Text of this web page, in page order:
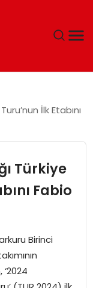
İlk Etabını
Türkiye
Fabio
Birinci